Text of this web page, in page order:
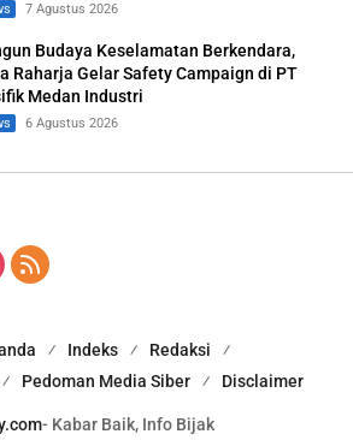
7 Agustus 2026
Budaya Keselamatan Berkendara,
Raharja Gelar Safety Campaign di PT
Medan Industri
6 Agustus 2026
Indeks
Redaksi
Pedoman Media Siber Disclaimer
- Kabar Baik, Info Bijak